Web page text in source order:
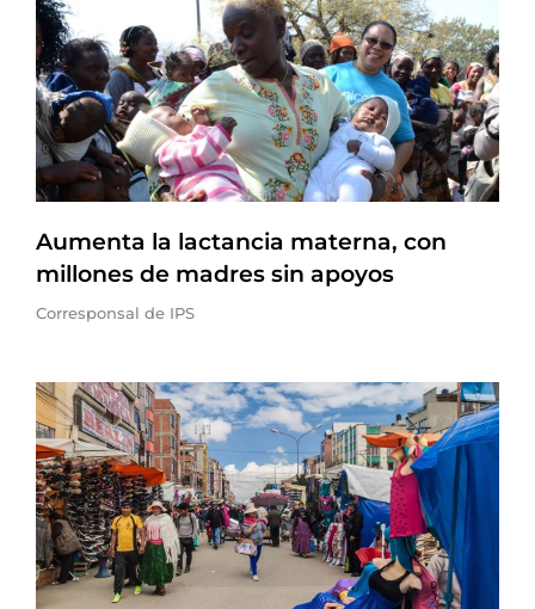
Aumenta la lactancia materna, con
millones de madres sin apoyos
Corresponsal de IPS